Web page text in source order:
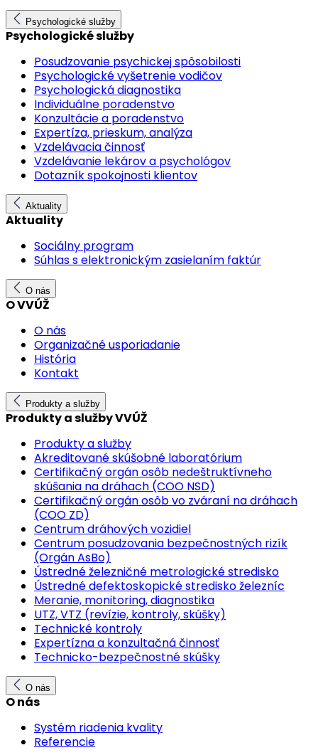
Psychologické služby
Psychologické služby
Posudzovanie psychickej spôsobilosti
Psychologické vyšetrenie vodičov
Psychologická diagnostika
Individuálne poradenstvo
Konzultácie a poradenstvo
Expertíza, prieskum, analýza
Vzdelávacia činnosť
Vzdelávanie lekárov a psychológov
Dotazník spokojnosti klientov
Aktuality
Aktuality
Sociálny program
Súhlas s elektronickým zasielaním faktúr
O nás
O VVÚŽ
O nás
Organizačné usporiadanie
História
Kontakt
Produkty a služby
Produkty a služby VVÚŽ
Produkty a služby
Akreditované skúšobné laboratórium
Certifikačný orgán osôb nedeštruktívneho
skúšania na dráhach (COO NSD)
Certifikačný orgán osôb vo zváraní na dráhach
(COO ZD)
Centrum dráhových vozidiel
Centrum posudzovania bezpečnostných rizík
(Orgán AsBo)
Ústredné železničné metrologické stredisko
Ústredné defektoskopické stredisko železníc
Meranie, monitoring, diagnostika
UTZ, VTZ (revízie, kontroly, skúšky)
Technické kontroly
Expertízna a konzultačná činnosť
Technicko-bezpečnostné skúšky
O nás
O nás
Systém riadenia kvality
Referencie